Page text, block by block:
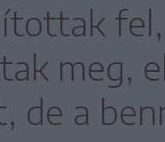
meg,
de a